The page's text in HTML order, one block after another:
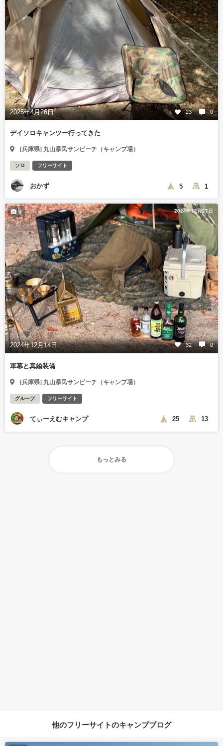
2025年4月26日 23 0
デイソロキャンツー行ってきた
[兵庫県] 丸山県民サンビーチ（キャンプ場）
ソロ フリーサイト
おかず 5 1
2024年12月27日
2024年12月14日 32 0
4
軍幕と真鍮装備
[兵庫県] 丸山県民サンビーチ（キャンプ場）
グループ フリーサイト
てぃーえむキャンプ 25 13
もっとみる
他のフリーサイトのキャンプブログ